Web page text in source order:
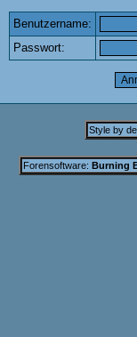
Benutzername:
Passwort:
Style by
Forensoftware: Burning